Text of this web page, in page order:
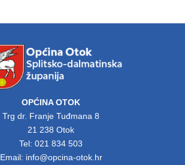
OPĆINA OTOK
Trg dr. Franje Tuđmana 8
21 238 Otok
Tel: 021 834 503
Email: info@opcina-otok.hr